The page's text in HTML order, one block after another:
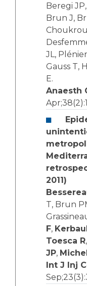
Beregi JP,
Brun J,
JL,
Gauss T,
E.
Anaesth
2011)
T, Brun
F,
Toesca R
JP,
Int J Inj